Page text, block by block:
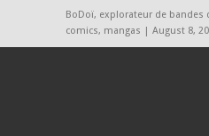
BoDoï, explorateur de bandes
comics, mangas | August 8,